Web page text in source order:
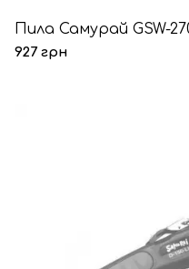
927 грн